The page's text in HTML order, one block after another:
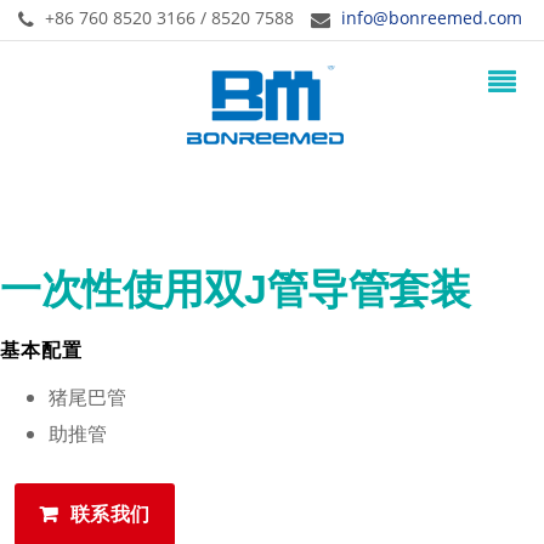
+86 760 8520 3166 / 8520 7588 info@bonreemed.com
一次性使用双J管导管套装
基本配置
猪尾巴管
助推管
联系我们